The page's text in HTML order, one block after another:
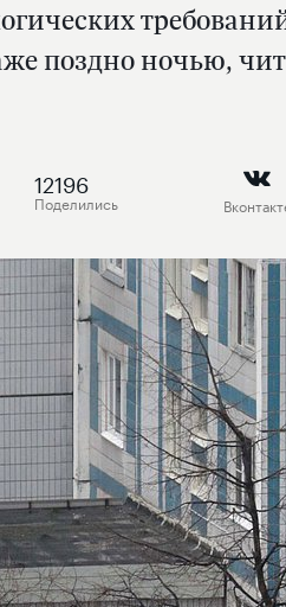
поздно ночью,
12196
Поделились